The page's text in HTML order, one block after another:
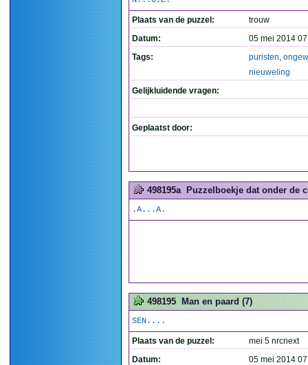
Plaats van de puzzel:
trouw
Datum:
05 mei 2014
Tags:
puristen,
nieuweling
Gelijkluidende vragen:
Geplaatst door:
498195a Puzzelboekje dat onder de
.A...A.
498195 Man en paard (7)
SEN....
Plaats van de puzzel:
mei 5 nrcnext
Datum:
05 mei 2014